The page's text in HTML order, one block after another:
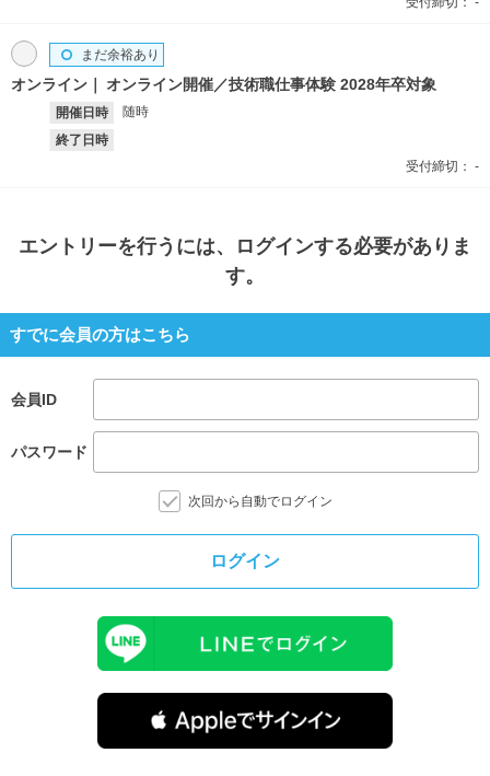
オンライン オンライン開催／技術職仕事体験 2028年卒対象
開催日時
随時
終了日時
まだ余裕あり
受付締切： -
エントリーを行うには、ログインする必要がありま
す。
すでに会員の方はこちら
会員ID
パスワード
次回から自動でログイン
ログイン